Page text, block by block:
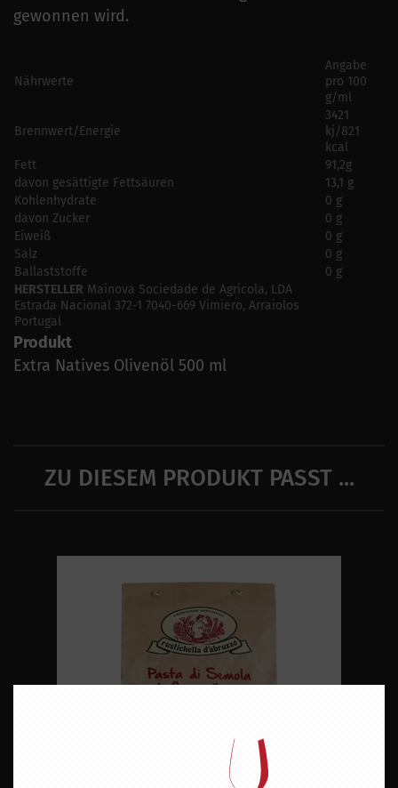
gewonnen wird.
Nährwerte
Angabe
pro 100
g/ml
Brennwert/Energie
3421
kj/821
kcal
Fett
91,2g
davon gesättigte Fettsäuren
13,1 g
Kohlenhydrate
0 g
davon Zucker
0 g
Eiweiß
0 g
Salz
0 g
Ballaststoffe
0 g
HERSTELLER Mainova Sociedade de Agricola, LDA
Estrada Nacional 372-1 7040-669 Vimiero, Arraiolos
Portugal
Produkt
Extra Natives Olivenöl 500 ml
ZU DIESEM PRODUKT PASST ...